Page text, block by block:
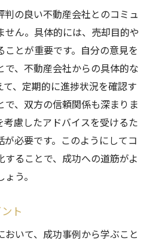
判の良い不動産会社とのコミュ
せん。具体的には、売却目的や
とが重要です。自分の意見を
で、不動産会社からの具体的な
、定期的に進捗状況を確認す
で、双方の信頼関係も深まりま
考慮したアドバイスを受けるた
必要です。このようにしてコ
することで、成功への道筋がよ
う。
ト
いて、成功事例から学ぶこと